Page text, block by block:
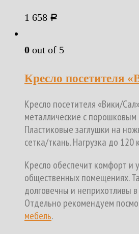
1 658 Р
0 out of 5
Кресло посетителя
Кресло посетителя «Вики/
металлические с
Пластиковые заглушки на
сетка/ткань. Нагрузка до 120
Кресло обеспечит комфорт и
общественных помещениях.
долговечны и неприхотливы
Отдельно рекомендуем
мебель.